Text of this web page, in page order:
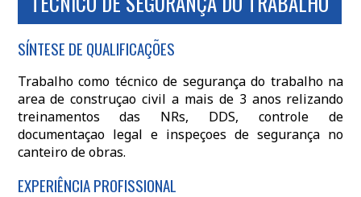
SÍNTESE DE QUALIFICAÇÕES
Trabalho como técnico de segurança do trabalho na
area de construçao civil a mais de 3 anos relizando
treinamentos das NRs, DDS, controle de
documentaçao legal e inspeçoes de segurança no
canteiro de obras.
EXPERIÊNCIA PROFISSIONAL